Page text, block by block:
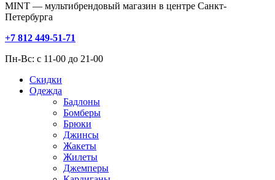
MINT — мультибрендовый магазин в центре Санкт-
Петербурга
+7 812 449-51-71
Пн-Вс: с 11-00 до 21-00
Скидки
Одежда
Бадлоны
Бомберы
Брюки
Джинсы
Жакеты
Жилеты
Джемперы